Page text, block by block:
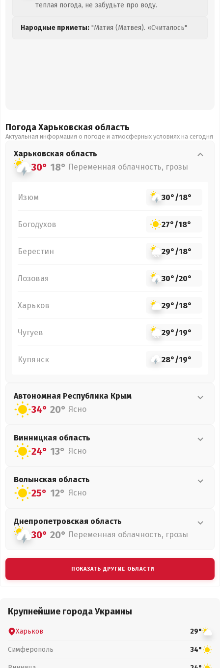
теплая погода, не забудьте про воду.
Народные приметы: "Матия (Матвея). «Считалось"
Погода Харьковская область
Актуальная информация о погоде и атмосферных условиях на сегодня
Харьковская область
30° 18° Переменная облачность, грозы
Изюм 30°/18°
Богодухов 27°/18°
Берестин 29°/18°
Лозовая 30°/20°
Харьков 29°/18°
Чугуев 29°/19°
Купянск 28°/19°
Автономная Республика Крым
34° 20° Ясно
Винницкая область
24° 13° Ясно
Волынская область
25° 12° Ясно
Днепропетровская область
30° 20° Переменная облачность, грозы
ПОКАЗАТЬ ДРУГИЕ ОБЛАСТИ
Крупнейшие города Украины
Харьков 29°
Симферополь 34°